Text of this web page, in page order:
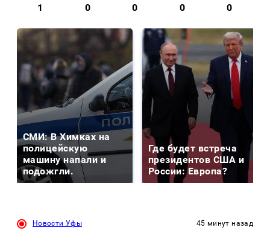
1 0 0 0 0
СМИ: В Химках на
полицейскую
машину напали и
подожгли.
Где будет встреча
президентов США и
России: Европа?
Новости Уфы 45 минут назад